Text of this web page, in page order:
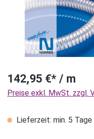
142,95 €* / m
Preise exkl. MwSt. zzgl.
Lieferzeit: min. 5 Tage